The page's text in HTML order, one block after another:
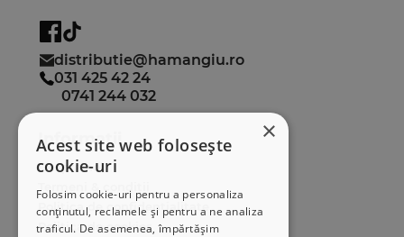
×
Acest site web folosește
cookie-uri
Folosim cookie-uri pentru a personaliza
conținutul, reclamele și pentru a ne analiza
traficul. De asemenea, împărtășim
distributie@hamangiu.ro
031 425 42 24
0741 244 032
Informații
Despre noi
Politica de confidențialitate
Politica de cookies